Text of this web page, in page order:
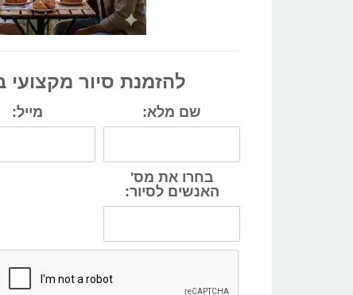
להזמנת סיור
שם מלא: מייל:
בחרו את מס'
האנשים לסיור: